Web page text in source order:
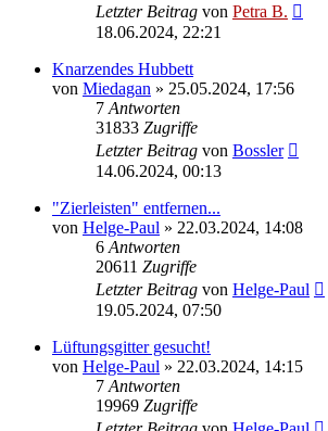
Letzter Beitrag von Petra B.
18.06.2024, 22:21
Knarzendes Hubbett
von Miedagan » 25.05.2024, 17:56
7Antworten
31833 Zugriffe
Letzter Beitrag von Bossler
14.06.2024, 00:13
"Zierleisten" entfernen...
von Helge-Paul » 22.03.2024, 14:08
6Antworten
20611 Zugriffe
Letzter Beitrag von Helge-Paul
19.05.2024, 07:50
Lüftungsgitter gesucht!
von Helge-Paul » 22.03.2024, 14:15
7Antworten
19969 Zugriffe